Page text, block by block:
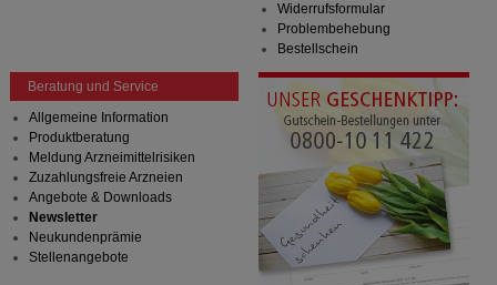
Widerrufsformular
Problembehebung
Bestellschein
Beratung und Service
Allgemeine Information
Produktberatung
Meldung Arzneimittelrisiken
Zuzahlungsfreie Arzneien
Angebote & Downloads
Newsletter
Neukundenprämie
Stellenangebote